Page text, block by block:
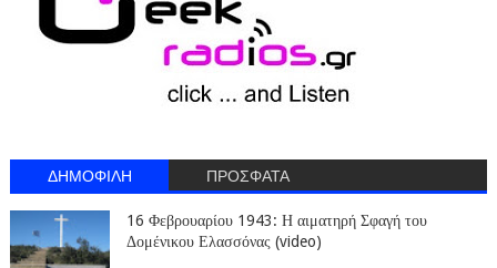
ΔΗΜΟΦΙΛΗ ΠΡΟΣΦΑΤΑ
16 Φεβρουαρίου 1943: Η αιματηρή Σφαγή του
Δομένικου Ελασσόνας (video)